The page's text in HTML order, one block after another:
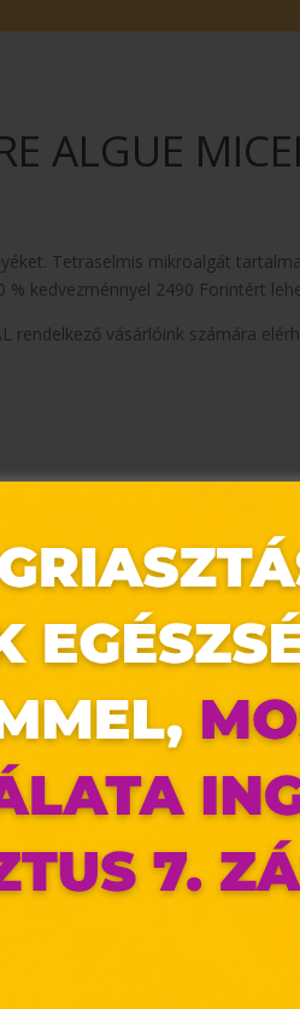
ALGUE
Tetraselmis mikroalgát
kedvezménnyel 2490 Forintért
rendelkező vásárlóink számára
használ
kat (továbbiakban „süti")
tárolnak webes